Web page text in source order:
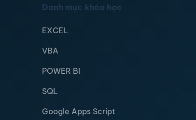
Danh mục khóa học
EXCEL
VBA
POWER BI
SQL
Google Apps Script